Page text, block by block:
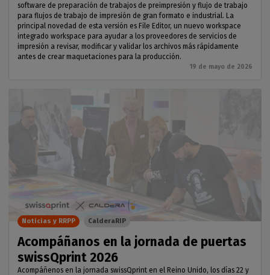
software de preparación de trabajos de preimpresión y flujo de trabajo
para flujos de trabajo de impresión de gran formato e industrial. La
principal novedad de esta versión es File Editor, un nuevo workspace
integrado workspace para ayudar a los proveedores de servicios de
impresión a revisar, modificar y validar los archivos más rápidamente
antes de crear maquetaciones para la producción.
19 de mayo de 2026
Acompáñanos en la jornada de puertas
swissQprint 2026
Acompáñenos en la jornada swissQprint en el Reino Unido, los días 22 y
Noticias y RRPP CalderaRIP